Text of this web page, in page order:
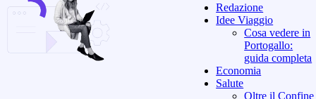
Redazione
Idee Viaggio
Cosa vedere in
Portogallo:
guida completa
Economia
Salute
Oltre il Confine